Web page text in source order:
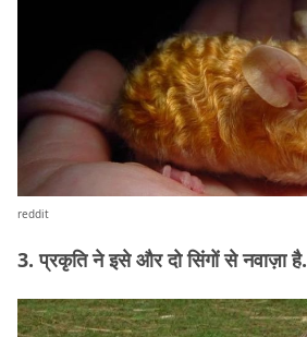
reddit
3. प्रकृति ने इसे और दो सिंगों से नवाज़ा है.